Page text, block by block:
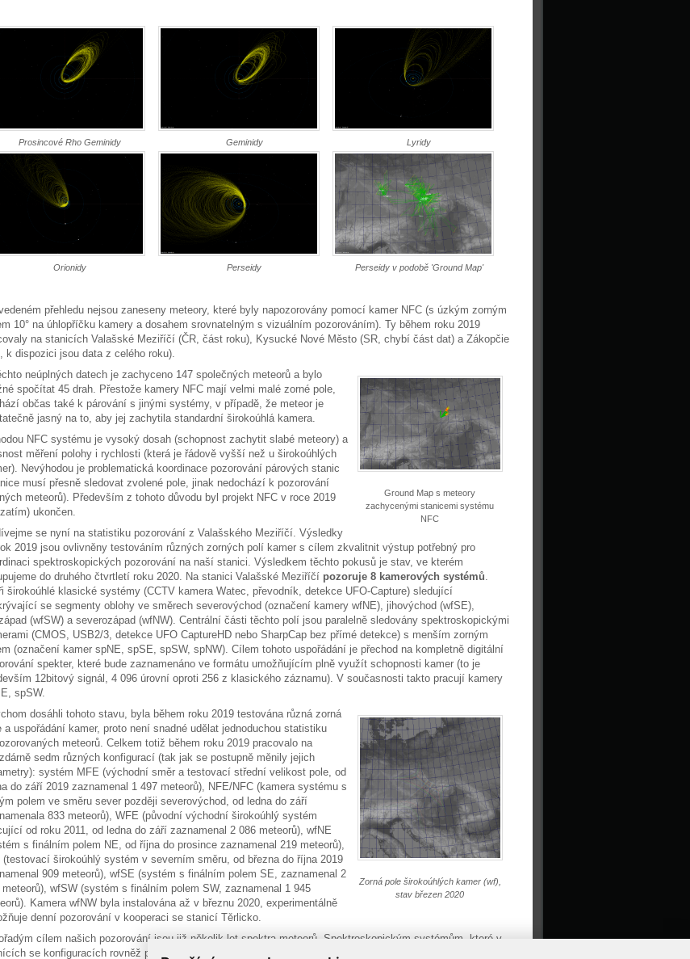
Prosincové Rho Geminidy Geminidy Lyridy
Orionidy Perseidy Perseidy v podobě 'Ground Map'
přehledu nejsou zaneseny meteory, které byly napozorovány pomocí kamer NFC (s úzkým zorným
10° na úhlopříčku kamery a dosahem srovnatelným s vizuálním pozorováním). Ty během roku 2019
na stanicích Valašské Meziříčí (ČR, část roku), Kysucké Nové Město (SR, chybí část dat) a Zákopčie
k dispozici jsou data z celého roku).
Ground Map s meteory
zachycenými stanicemi systému
NFC
neúplných datech je zachyceno 147 společných meteorů a bylo
spočítat 45 drah. Přestože kamery NFC mají velmi malé zorné pole,
občas také k párování s jinými systémy, v případě, že meteor je
jasný na to, aby jej zachytila standardní širokoúhlá kamera.
NFC systému je vysoký dosah (schopnost zachytit slabé meteory) a
měření polohy i rychlosti (která je řádově vyšší než u širokoúhlých
Nevýhodou je problematická koordinace pozorování párových stanic
musí přesně sledovat zvolené pole, jinak nedochází k pozorování
meteorů). Především z tohoto důvodu byl projekt NFC v roce 2019
ukončen.
se nyní na statistiku pozorování z Valašského Meziříčí. Výsledky
2019 jsou ovlivněny testováním různých zorných polí kamer s cílem zkvalitnit výstup potřebný pro
spektroskopických pozorování na naší stanici. Výsledkem těchto pokusů je stav, ve kterém
do druhého čtvrtletí roku 2020. Na stanici Valašské Meziříčí pozoruje 8 kamerových systémů.
širokoúhlé klasické systémy (CCTV kamera Watec, převodník, detekce UFO-Capture) sledující
se segmenty oblohy ve směrech severovýchod (označení kamery wfNE), jihovýchod (wfSE),
(wfSW) a severozápad (wfNW). Centrální části těchto polí jsou paralelně sledovány spektroskopickými
(CMOS, USB2/3, detekce UFO CaptureHD nebo SharpCap bez přímé detekce) s menším zorným
(označení kamer spNE, spSE, spSW, spNW). Cílem tohoto uspořádání je přechod na kompletně digitální
spekter, které bude zaznamenáno ve formátu umožňujícím plně využít schopnosti kamer (to je
12bitový signál, 4 096 úrovní oproti 256 z klasického záznamu). V současnosti takto pracují kamery
spSW.
Zorná pole širokoúhlých kamer (wf),
stav březen 2020
dosáhli tohoto stavu, byla během roku 2019 testována různá zorná
a uspořádání kamer, proto není snadné udělat jednoduchou statistiku
meteorů. Celkem totiž během roku 2019 pracovalo na
sedm různých konfigurací (tak jak se postupně měnily jejich
systém MFE (východní směr a testovací střední velikost pole, od
do září 2019 zaznamenal 1 497 meteorů), NFE/NFC (kamera systému s
polem ve směru sever později severovýchod, od ledna do září
833 meteorů), WFE (původní východní širokoúhlý systém
od roku 2011, od ledna do září zaznamenal 2 086 meteorů), wfNE
s finálním polem NE, od října do prosince zaznamenal 219 meteorů),
(testovací širokoúhlý systém v severním směru, od března do října 2019
909 meteorů), wfSE (systém s finálním polem SE, zaznamenal 2
meteorů), wfSW (systém s finálním polem SW, zaznamenal 1 945
Kamera wfNW byla instalována až v březnu 2020, experimentálně
denní pozorování v kooperaci se stanicí Těrlicko.
cílem našich pozorování jsou již několik let spektra meteorů. Spektroskopickým systémům, které v
se konfiguracích rovněž pozorovaly po celý rok 2019, se budeme věnovat v samostatném článku.